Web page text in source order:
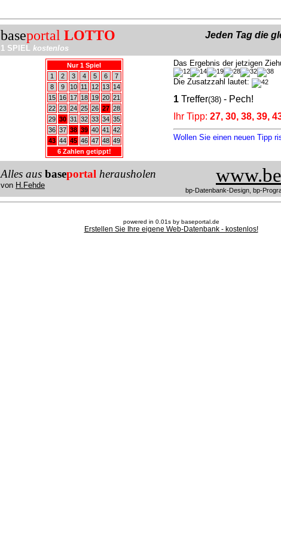
baseportal LOTTO
1 SPIEL kostenlos
Jeden Tag die
Nur 1 Spiel
1
2 3 4 5 6
7
8
9 10 11 12 13
14
15
16 17 18 19 20 21
22 23 24 25 26 27 28
29 30 31 32 33 34 35
36 37 38 39 40 41
42
43 44 45 46 47 48 49
6 Zahlen getippt!
Das Ergebnis der jetzigen
Die Zusatzzahl lautet:
1 Treffer(38) - Pech!
Ihr Tipp: 27, 30, 38, 39,
Wollen Sie einen neuen Tipp
Alles aus baseportal herausholen
von H.Fehde
bp-Datenbank-Design, bp-
powered in 0.01s by baseportal.de
Erstellen Sie Ihre eigene Web-Datenbank - kostenlos!